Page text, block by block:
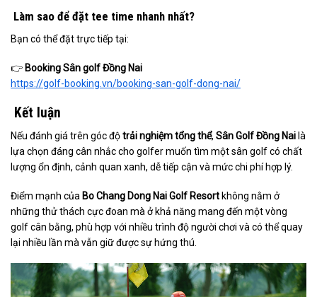
Làm sao để đặt tee time nhanh nhất?
Bạn có thể đặt trực tiếp tại:
👉Booking Sân golf Đồng Nai
https://golf-booking.vn/booking-san-golf-dong-nai/
Kết luận
Nếu đánh giá trên góc độtrải nghiệm tổng thể, Sân Golf Đồng Nai là
lựa chọn đáng cân nhắc cho golfer muốn tìm một sân golf có chất
lượng ổn định, cảnh quan xanh, dễ tiếp cận và mức chi phí hợp lý.
Điểm mạnh của Bo Chang Dong Nai Golf Resort không nằm ở
những thử thách cực đoan mà ở khả năng mang đến một vòng
golf cân bằng, phù hợp với nhiều trình độ người chơi và có thể quay
lại nhiều lần mà vẫn giữ được sự hứng thú.